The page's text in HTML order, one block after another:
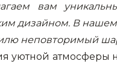
вам
дизайном. В
неповторимый
уютной атмосферы